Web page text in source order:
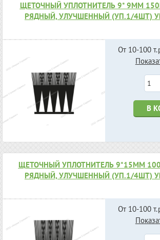
ЩЕТОЧНЫЙ УПЛОТНИТЕЛЬ 9* 9ММ
РЯДНЫЙ, УЛУЧШЕННЫЙ (УП.1/4ШТ)
От 10-100
В
ЩЕТОЧНЫЙ УПЛОТНИТЕЛЬ 9*15ММ
РЯДНЫЙ, УЛУЧШЕННЫЙ (УП.1/4ШТ)
От 10-100